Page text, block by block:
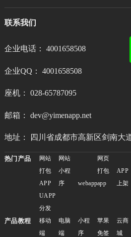
联系我们
企业电话： 4001658508
企业QQ： 4001658508
座机： 028-65787095
邮箱： dev@yimenapp.net
地址： 四川省成都市高新区剑南大
热门产品
网站
打包
APP
网站
小程
序
webapp
网页
打包
app
APP
上架
UAPP
分发
产品教程
移动
端
电脑
端
小程
序
苹果
免签
云商
城